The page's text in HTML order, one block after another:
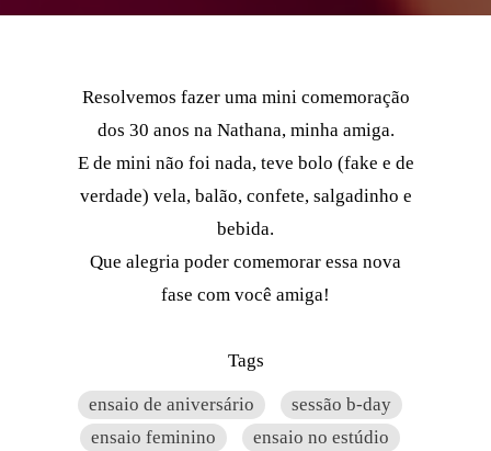
Resolvemos fazer uma mini comemoração
dos 30 anos na Nathana, minha amiga.
E de mini não foi nada, teve bolo (fake e de
verdade) vela, balão, confete, salgadinho e
bebida.
Que alegria poder comemorar essa nova
fase com você amiga!
Tags
ensaio de aniversário
sessão b-day
ensaio feminino
ensaio no estúdio